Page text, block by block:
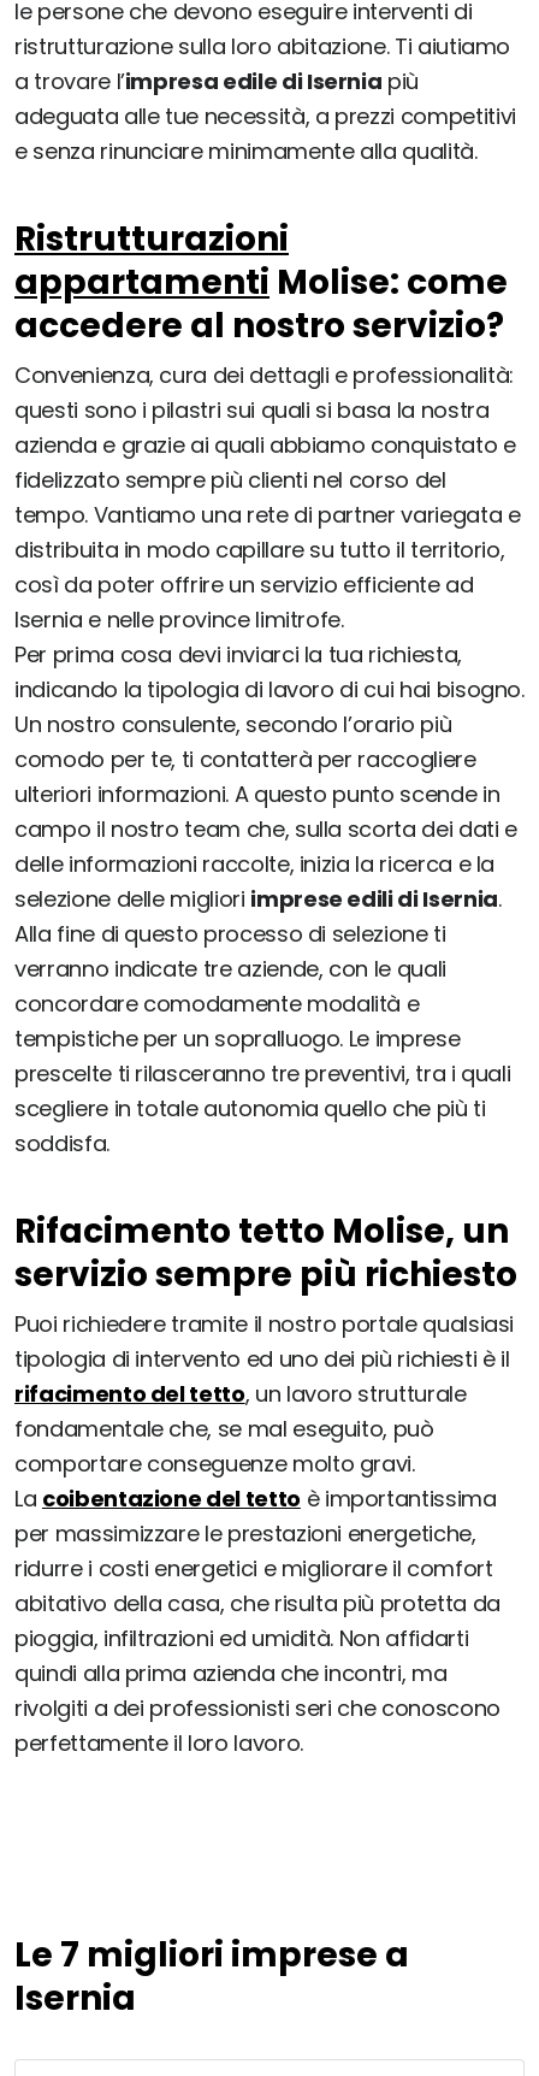
le persone che devono eseguire interventi di
ristrutturazione sulla loro abitazione. Ti aiutiamo
a trovare l’impresa edile di Isernia più
adeguata alle tue necessità, a prezzi competitivi
e senza rinunciare minimamente alla qualità.
Ristrutturazioni
appartamenti Molise: come
accedere al nostro servizio?
Convenienza, cura dei dettagli e professionalità:
questi sono i pilastri sui quali si basa la nostra
azienda e grazie ai quali abbiamo conquistato e
fidelizzato sempre più clienti nel corso del
tempo. Vantiamo una rete di partner variegata e
distribuita in modo capillare su tutto il territorio,
così da poter offrire un servizio efficiente ad
Isernia e nelle province limitrofe.
Per prima cosa devi inviarci la tua richiesta,
indicando la tipologia di lavoro di cui hai bisogno.
Un nostro consulente, secondo l’orario più
comodo per te, ti contatterà per raccogliere
ulteriori informazioni. A questo punto scende in
campo il nostro team che, sulla scorta dei dati e
delle informazioni raccolte, inizia la ricerca e la
selezione delle migliori imprese edili di Isernia.
Alla fine di questo processo di selezione ti
verranno indicate tre aziende, con le quali
concordare comodamente modalità e
tempistiche per un sopralluogo. Le imprese
prescelte ti rilasceranno tre preventivi, tra i quali
scegliere in totale autonomia quello che più ti
soddisfa.
Rifacimento tetto Molise, un
servizio sempre più richiesto
Puoi richiedere tramite il nostro portale qualsiasi
tipologia di intervento ed uno dei più richiesti è il
rifacimento del tetto, un lavoro strutturale
fondamentale che, se mal eseguito, può
comportare conseguenze molto gravi.
La coibentazione del tetto è importantissima
per massimizzare le prestazioni energetiche,
ridurre i costi energetici e migliorare il comfort
abitativo della casa, che risulta più protetta da
pioggia, infiltrazioni ed umidità. Non affidarti
quindi alla prima azienda che incontri, ma
rivolgiti a dei professionisti seri che conoscono
perfettamente il loro lavoro.
Le 7 migliori imprese a
Isernia